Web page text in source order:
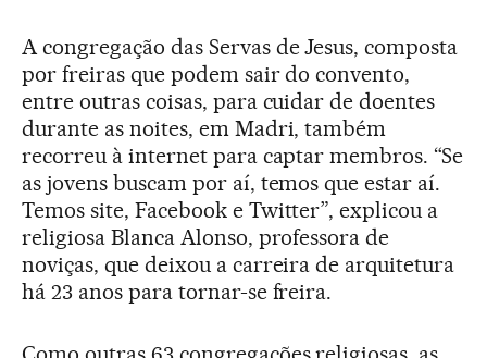
A congregação das Servas de Jesus, composta
por freiras que podem sair do convento,
entre outras coisas, para cuidar de doentes
durante as noites, em Madri, também
recorreu à internet para captar membros. “Se
as jovens buscam por aí, temos que estar aí.
Temos site, Facebook e Twitter”, explicou a
religiosa Blanca Alonso, professora de
noviças, que deixou a carreira de arquitetura
há 23 anos para tornar-se freira.